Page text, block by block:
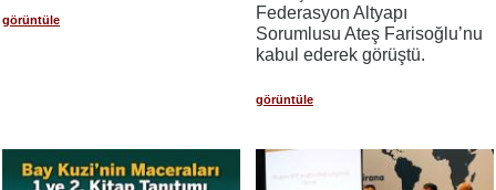
görüntüle
Federasyon Altyapı
Sorumlusu Ateş Farisoğlu’nu
kabul ederek görüştü.
görüntüle